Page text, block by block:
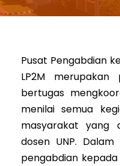
Pusat Pengabdian
LP2M merupakan
bertugas
menilai semua
masyarakat yang
dosen UNP.
pengabdian